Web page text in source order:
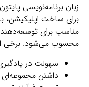
زبان برنامه‌نویسی
برای ساخت اپلیکیشن،
مناسب برای
محسوب می‌شود. برخی از
سهولت در
داشتن مجموعه‌ای